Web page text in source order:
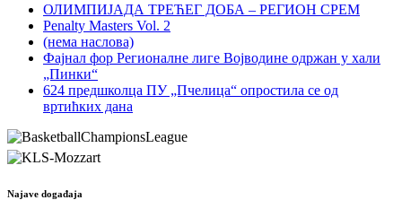
ОЛИМПИЈАДА ТРЕЋЕГ ДОБА – РЕГИОН СРЕМ
Penalty Masters Vol. 2
(нема наслова)
Фајнал фор Регионалне лиге Војводине одржан у хали
„Пинки“
624 предшколца ПУ „Пчелица“ опростила се од
вртићких дана
Najave događaja